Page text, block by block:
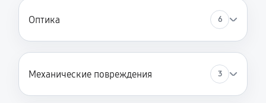
Оптика 6
Механические повреждения 3